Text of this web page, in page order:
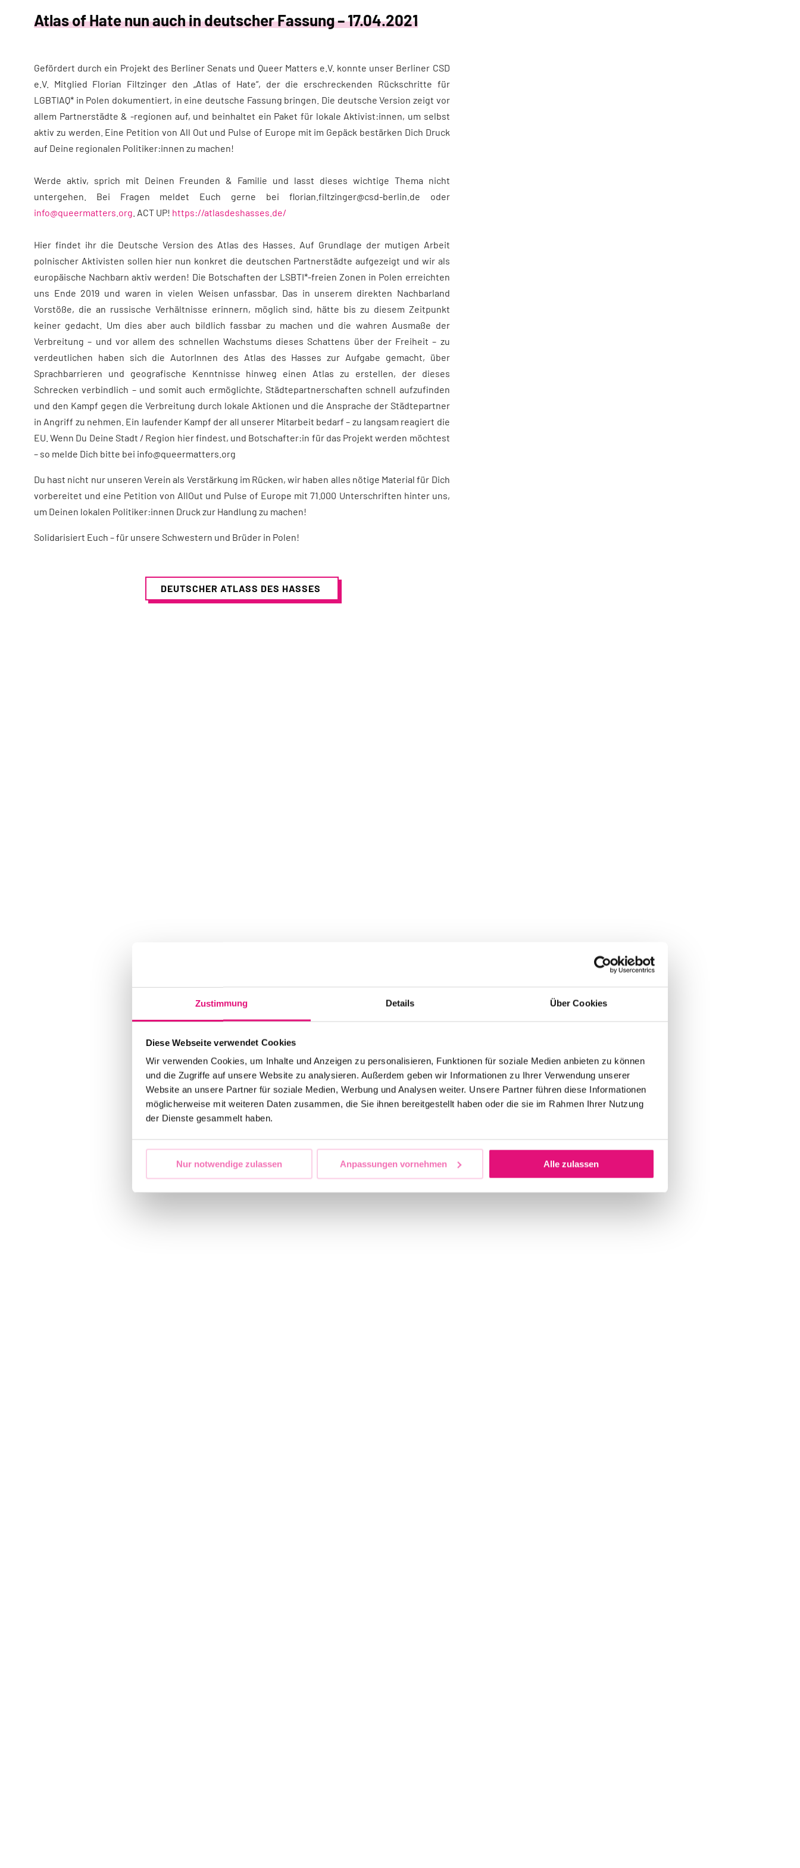
Zustimmung Details Über Cookies
Diese Webseite verwendet Cookies
Wir verwenden Cookies, um Inhalte und Anzeigen zu personalisieren, Funktionen für soziale Medien anbieten zu können
und die Zugriffe auf unsere Website zu analysieren. Außerdem geben wir Informationen zu Ihrer Verwendung unserer
Website an unsere Partner für soziale Medien, Werbung und Analysen weiter. Unsere Partner führen diese Informationen
möglicherweise mit weiteren Daten zusammen, die Sie ihnen bereitgestellt haben oder die sie im Rahmen Ihrer Nutzung
der Dienste gesammelt haben.
Nur notwendige zulassen Anpassungen vornehmen Alle zulassen
Atlas of Hate nun auch in deutscher Fassung – 17.04.2021
Gefördert durch ein Projekt des Berliner Senats und Queer Matters e.V. konnte unser Berliner CSD
e.V. Mitglied Florian Filtzinger den „Atlas of Hate“, der die erschreckenden Rückschritte für
LGBTIAQ* in Polen dokumentiert, in eine deutsche Fassung bringen. Die deutsche Version zeigt vor
allem Partnerstädte & -regionen auf, und beinhaltet ein Paket für lokale Aktivist:innen, um selbst
aktiv zu werden. Eine Petition von All Out und Pulse of Europe mit im Gepäck bestärken Dich Druck
auf Deine regionalen Politiker:innen zu machen!
Werde aktiv, sprich mit Deinen Freunden & Familie und lasst dieses wichtige Thema nicht
untergehen. Bei Fragen meldet Euch gerne bei florian.filtzinger@csd-berlin.de oder
info@queermatters.org ACT UP! https://atlasdeshasses.de/
Hier findet ihr die Deutsche Version des Atlas des Hasses. Auf Grundlage der mutigen Arbeit
polnischer Aktivisten sollen hier nun konkret die deutschen Partnerstädte aufgezeigt und wir als
europäische Nachbarn aktiv werden! Die Botschaften der LSBTI*-freien Zonen in Polen erreichten
uns Ende 2019 und waren in vielen Weisen unfassbar. Das in unserem direkten Nachbarland
Vorstöße, die an russische Verhältnisse erinnern, möglich sind, hätte bis zu diesem Zeitpunkt
keiner gedacht. Um dies aber auch bildlich fassbar zu machen und die wahren Ausmaße der
Verbreitung – und vor allem des schnellen Wachstums dieses Schattens über der Freiheit – zu
verdeutlichen haben sich die AutorInnen des Atlas des Hasses zur Aufgabe gemacht, über
Sprachbarrieren und geografische Kenntnisse hinweg einen Atlas zu erstellen, der dieses
Schrecken verbindlich – und somit auch ermöglichte, Städtepartnerschaften schnell aufzufinden
und den Kampf gegen die Verbreitung durch lokale Aktionen und die Ansprache der Städtepartner
in Angriff zu nehmen. Ein laufender Kampf der all unserer Mitarbeit bedarf – zu langsam reagiert die
EU. Wenn Du Deine Stadt / Region hier findest, und Botschafter:in für das Projekt werden möchtest
– so melde Dich bitte bei info@queermatters.org
Du hast nicht nur unseren Verein als Verstärkung im Rücken, wir haben alles nötige Material für Dich
vorbereitet und eine Petition von AllOut und Pulse of Europe mit 71.000 Unterschriften hinter uns,
um Deinen lokalen Politiker:innen Druck zur Handlung zu machen!
Solidarisiert Euch – für unsere Schwestern und Brüder in Polen!
DEUTSCHER ATLASS DES HASSES